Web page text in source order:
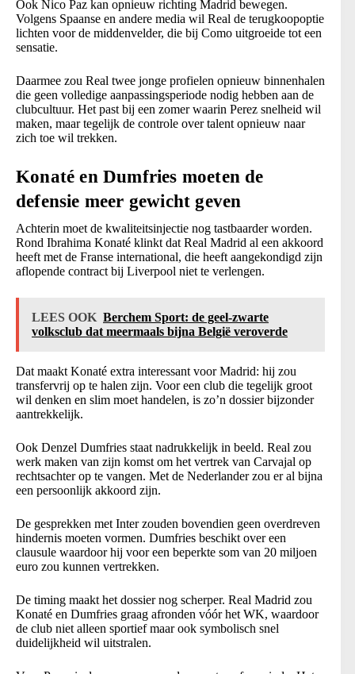
Ook Nico Paz kan opnieuw richting Madrid bewegen.
Volgens Spaanse en andere media wil Real de terugkoopoptie
lichten voor de middenvelder, die bij Como uitgroeide tot een
sensatie.
Daarmee zou Real twee jonge profielen opnieuw binnenhalen
die geen volledige aanpassingsperiode nodig hebben aan de
clubcultuur. Het past bij een zomer waarin Perez snelheid wil
maken, maar tegelijk de controle over talent opnieuw naar
zich toe wil trekken.
Konaté en Dumfries moeten de
defensie meer gewicht geven
Achterin moet de kwaliteitsinjectie nog tastbaarder worden.
Rond Ibrahima Konaté klinkt dat Real Madrid al een akkoord
heeft met de Franse international, die heeft aangekondigd zijn
aflopende contract bij Liverpool niet te verlengen.
LEES OOK Berchem Sport: de geel-zwarte
volksclub dat meermaals bijna België veroverde
Dat maakt Konaté extra interessant voor Madrid: hij zou
transfervrij op te halen zijn. Voor een club die tegelijk groot
wil denken en slim moet handelen, is zo’n dossier bijzonder
aantrekkelijk.
Ook Denzel Dumfries staat nadrukkelijk in beeld. Real zou
werk maken van zijn komst om het vertrek van Carvajal op
rechtsachter op te vangen. Met de Nederlander zou er al bijna
een persoonlijk akkoord zijn.
De gesprekken met Inter zouden bovendien geen overdreven
hindernis moeten vormen. Dumfries beschikt over een
clausule waardoor hij voor een beperkte som van 20 miljoen
euro zou kunnen vertrekken.
De timing maakt het dossier nog scherper. Real Madrid zou
Konaté en Dumfries graag afronden vóór het WK, waardoor
de club niet alleen sportief maar ook symbolisch snel
duidelijkheid wil uitstralen.